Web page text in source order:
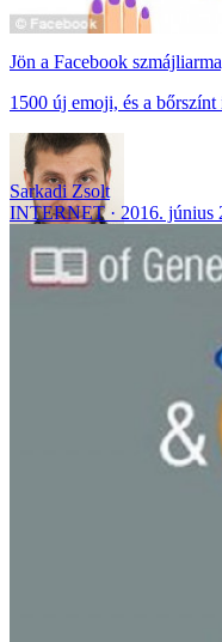
Jön a Facebook
1500 új emoji, és a
Sarkadi Zsolt
INTERNET
2016. június